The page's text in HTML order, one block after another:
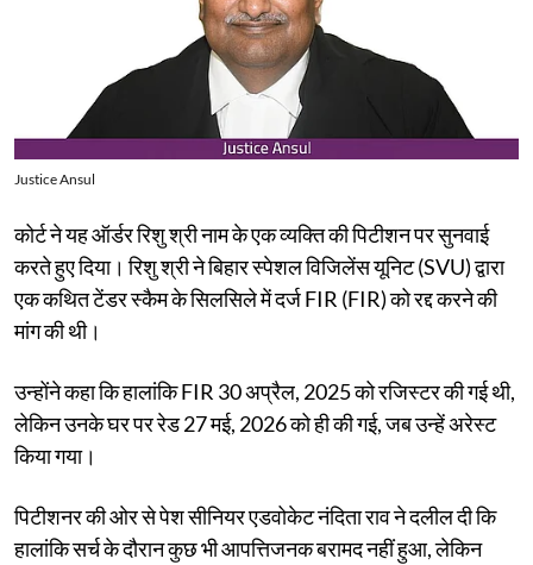
Justice Ansul
कोर्ट ने यह ऑर्डर रिशु श्री नाम के एक व्यक्ति की पिटीशन पर सुनवाई
करते हुए दिया। रिशु श्री ने बिहार स्पेशल विजिलेंस यूनिट (SVU) द्वारा
एक कथित टेंडर स्कैम के सिलसिले में दर्ज FIR (FIR) को रद्द करने की
मांग की थी।
उन्होंने कहा कि हालांकि FIR 30 अप्रैल, 2025 को रजिस्टर की गई थी,
लेकिन उनके घर पर रेड 27 मई, 2026 को ही की गई, जब उन्हें अरेस्ट
किया गया।
पिटीशनर की ओर से पेश सीनियर एडवोकेट नंदिता राव ने दलील दी कि
हालांकि सर्च के दौरान कुछ भी आपत्तिजनक बरामद नहीं हुआ, लेकिन